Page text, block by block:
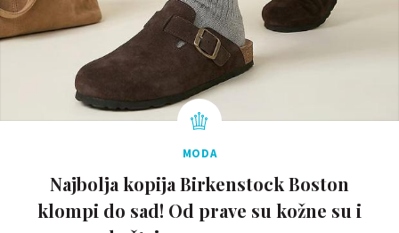
MODA
Najbolja kopija Birkenstock Boston
klompi do sad! Od prave su kožne su i